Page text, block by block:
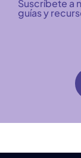
Suscríbete a
guías y